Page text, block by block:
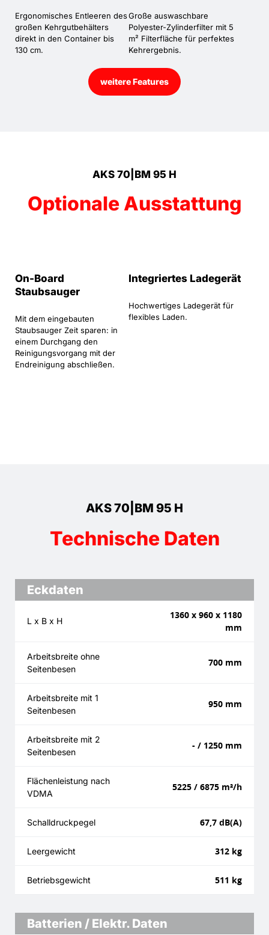
Ergonomisches Entleeren des
großen Kehrgutbehälters
direkt in den Container bis
130 cm.
Große auswaschbare
Polyester-Zylinderfilter mit 5
m² Filterfläche für perfektes
Kehrergebnis.
weitere Features
AKS 70|BM 95 H
Optionale Ausstattung
On-Board
Staubsauger
Mit dem eingebauten
Staubsauger Zeit sparen: in
einem Durchgang den
Reinigungsvorgang mit der
Endreinigung abschließen.
Integriertes Ladegerät
Hochwertiges Ladegerät für
flexibles Laden.
AKS 70|BM 95 H
Technische Daten
Eckdaten
L x B x H
1360 x 960 x 1180
mm
Arbeitsbreite ohne
Seitenbesen
700 mm
Arbeitsbreite mit 1
Seitenbesen
950 mm
Arbeitsbreite mit 2
Seitenbesen
- / 1250 mm
Flächenleistung nach
VDMA
5225 / 6875 m²/h
Schalldruckpegel 67,7 dB(A)
Leergewicht 312 kg
Betriebsgewicht 511 kg
Batterien / Elektr. Daten